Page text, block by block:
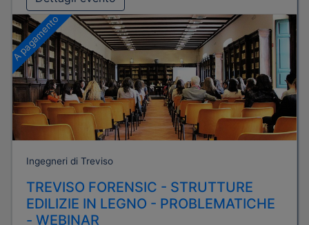
A pagamento
Ingegneri di Treviso
TREVISO FORENSIC - STRUTTURE
EDILIZIE IN LEGNO - PROBLEMATICHE
- WEBINAR